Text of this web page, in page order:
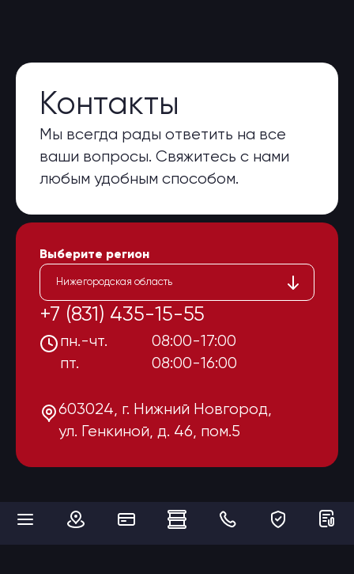
Контакты
Мы всегда рады ответить на все
ваши вопросы. Свяжитесь с нами
любым удобным способом.
Выберите регион
Нижегородская область
+7 (831) 435-15-55
пн.-чт.
пт.
08:00-17:00
08:00-16:00
603024, г. Нижний Новгород,
ул. Генкиной, д. 46, пом.5